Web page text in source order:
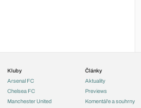
Kluby
Arsenal FC
Chelsea FC
Manchester United
Články
Aktuality
Previews
Komentáře a souhrny